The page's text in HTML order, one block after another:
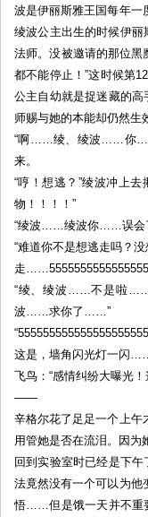
波是伊丽斯雅王国每年一
绫波公主出生的时候伊
法师。没被邀请的那位黑
都不能停止！”这时候第
公主自幼就是捉迷藏的
师赐与她的本能却仍然
“啊……绫、绫波……你
来。
“哼！想逃？”绫波冲上
物！！！！”
“绫波……绫波你……误
“难道你不是想逃走吗？
走
“绫、绫波……不是啦
波……求你了……”
这是，墙角闪光灯一闪
飞鸟：“感情纠纷大曝光
——
辛格尔花了足足一个上午
用管她是否在流泪。因为
回到实验室时已经是下
法竟然没有一个可以为他
悟……但是饿一天并不重